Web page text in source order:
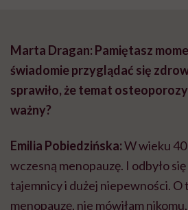
Marta Dragan: Pamiętasz
świadomie przyglądać się
sprawiło, że temat
ważny?
Emilia Pobiedzińska:W wieku 40
wczesną menopauzę. I odbyło
tajemnicy i dużej niepewności. O
menopauzę, nie mówiłam